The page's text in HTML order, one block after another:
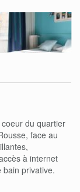
du quartier
face au
à internet
privative.